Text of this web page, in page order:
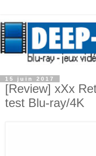
15 juin 2017
[Review] xXx
test Blu-ray/4K